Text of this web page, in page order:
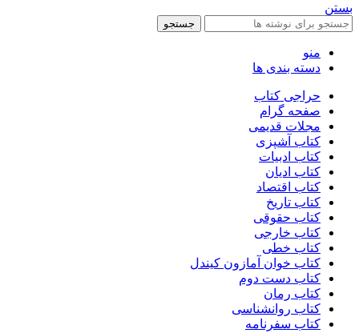
بستن
جستجو
منو
دسته بندی ها
حراجی کتاب
صفحه گرام
مجلات قدیمی
کتاب آشپزی
کتاب ادبیات
کتاب ادیان
کتاب اقتصاد
کتاب تاریخ
کتاب حقوقی
کتاب خارجی
کتاب خطی
کتاب خوان آمازون کیندل
کتاب دست دوم
کتاب رمان
کتاب روانشناسی
کتاب سفرنامه